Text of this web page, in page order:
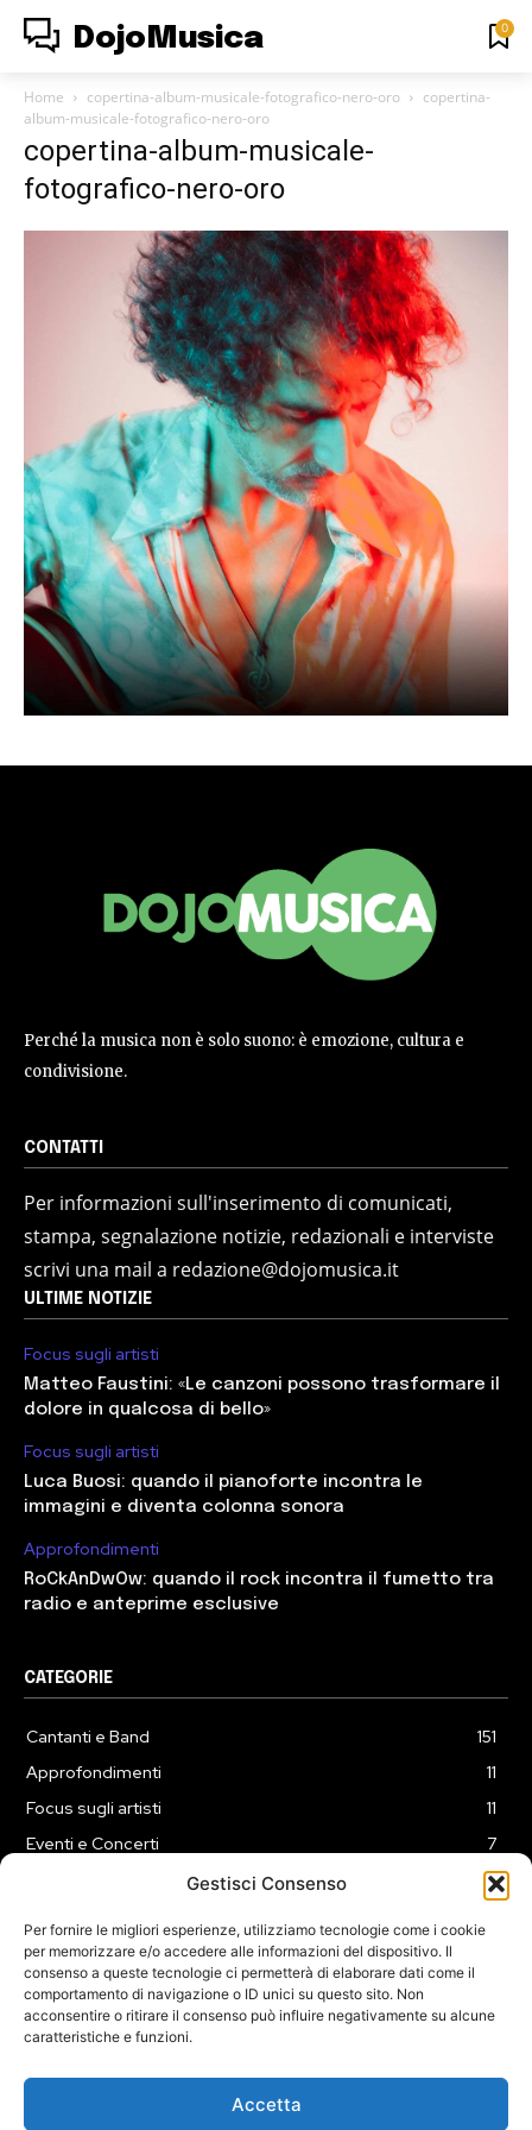
Gestisci Consenso
Per fornire le migliori esperienze, utilizziamo tecnologie come i cookie
per memorizzare e/o accedere alle informazioni del dispositivo. Il
consenso a queste tecnologie ci permetterà di elaborare dati come il
comportamento di navigazione o ID unici su questo sito. Non
acconsentire o ritirare il consenso può influire negativamente su alcune
caratteristiche e funzioni.
Accetta
DojoMusica 0
Home copertina-album-musicale-fotografico-nero-oro
copertina-
album-musicale-fotografico-nero-oro
copertina-album-musicale-
fotografico-nero-oro
Perché la musica non è solo suono: è emozione, cultura e
condivisione.
CONTATTI
Per informazioni sull'inserimento di comunicati,
stampa, segnalazione notizie, redazionali e interviste
scrivi una mail a redazione@dojomusica.it
ULTIME NOTIZIE
Focus sugli artisti
Matteo Faustini: «Le canzoni possono trasformare il
dolore in qualcosa di bello»
Focus sugli artisti
Luca Buosi: quando il pianoforte incontra le
immagini e diventa colonna sonora
Approfondimenti
RoCkAnDwOw: quando il rock incontra il fumetto tra
radio e anteprime esclusive
CATEGORIE
Cantanti e Band
151
Approfondimenti
11
Focus sugli artisti
11
Eventi e Concerti
7
3
COOKIE POLICY (UE)